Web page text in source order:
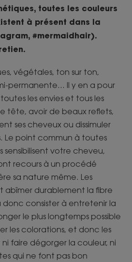
toutes les couleurs
à présent dans la
#mermaidhair).
végétales, ton sur ton,
permanente… Il y en a pour
les envies et tous les
tête, avoir de beaux reflets,
ses cheveux ou dissimuler
Le point commun à toutes
sensibilisent votre cheveu,
recours à un procédé
sa nature même. Les
abîmer durablement la fibre
donc consister à entretenir la
le plus longtemps possible
les colorations, et donc les
ni faire dégorger la couleur, ni
qui ne font pas bon